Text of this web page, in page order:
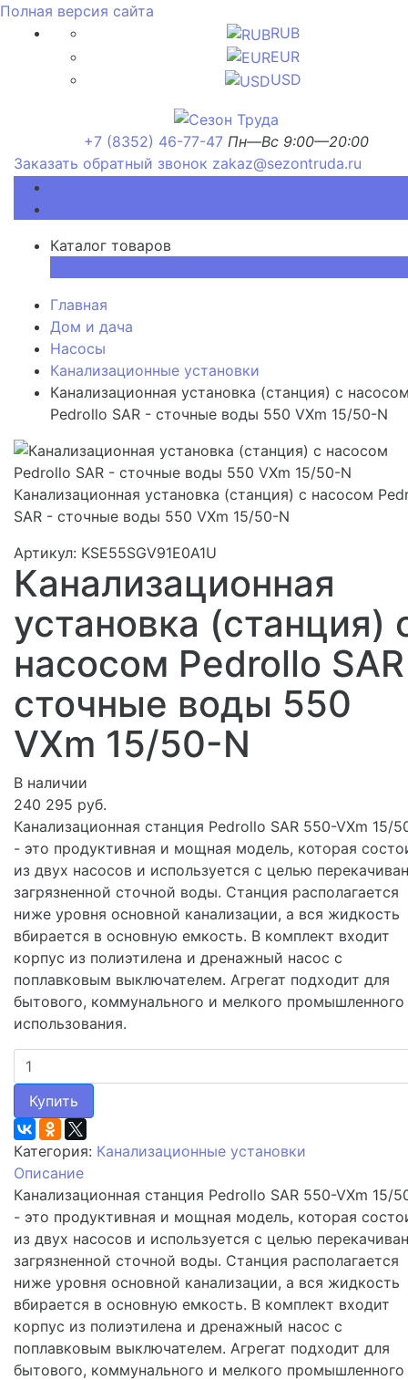
Полная версия сайта
RUB
EUR
USD
+7 (8352) 46-77-47 Пн—Вс 9:00—20:00
Заказать обратный звонок zakaz@sezontruda.ru
Каталог товаров
Главная
Дом и дача
Насосы
Канализационные установки
Канализационная установка (станция) с
Pedrollo SAR - сточные воды 550 VXm 15/50-N
Канализационная установка (станция) с насосом
SAR - сточные воды 550 VXm 15/50-N
Артикул: KSE55SGV91E0A1U
Канализационная
установка (станция)
насосом Pedrollo
сточные воды 550
VXm 15/50-N
В наличии
240 295 руб.
Канализационная станция Pedrollo SAR 550-VXm 15/
- это продуктивная и мощная модель, которая
из двух насосов и используется с целью
загрязненной сточной воды. Станция располагается
ниже уровня основной канализации, а вся жидкость
вбирается в основную емкость. В комплект входит
корпус из полиэтилена и дренажный насос с
поплавковым выключателем. Агрегат подходит для
бытового, коммунального и мелкого промышленного
использования.
Купить
Категория: Канализационные установки
Описание
Канализационная станция Pedrollo SAR 550-VXm 15/
- это продуктивная и мощная модель, которая
из двух насосов и используется с целью
загрязненной сточной воды. Станция располагается
ниже уровня основной канализации, а вся жидкость
вбирается в основную емкость. В комплект входит
корпус из полиэтилена и дренажный насос с
поплавковым выключателем. Агрегат подходит для
бытового, коммунального и мелкого промышленного